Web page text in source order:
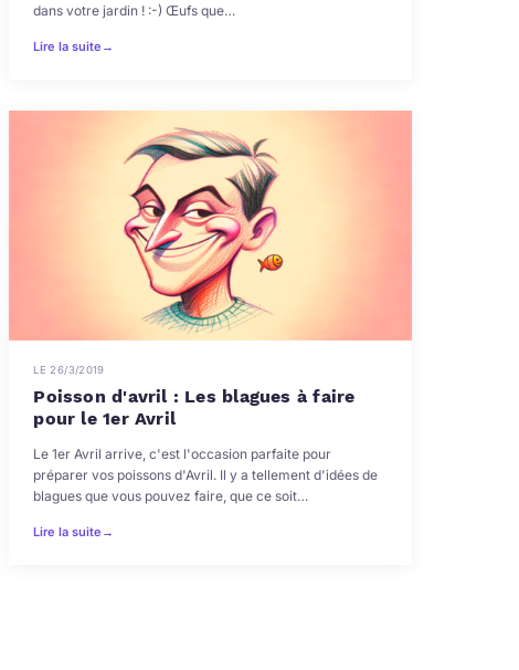
dans votre jardin ! :-) Œufs que…
Lire la suite →
LE 26/3/2019
Poisson d'avril : Les blagues à faire
pour le 1er Avril
Le 1er Avril arrive, c'est l'occasion parfaite pour
préparer vos poissons d'Avril. Il y a tellement d'idées de
blagues que vous pouvez faire, que ce soit…
Lire la suite →